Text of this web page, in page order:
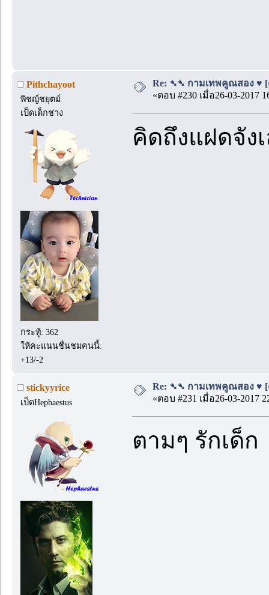
Pithchayoot
พิชญ์ชยุตม์
เป็ดเด็กช่าง
กระทู้: 362
ให้คะแนนชื่นชมคนนี้:
+13/-2
Re: ➴➴ กามเทพคูณสอง ♥ [
«ตอบ #230 เมื่อ26-03-2017
คิดถึงแฝดจัง
stickyyrice
เป็ดHephaestus
Re: ➴➴ กามเทพคูณสอง ♥ [
«ตอบ #231 เมื่อ26-03-2017
ตามๆ รักเด็ก